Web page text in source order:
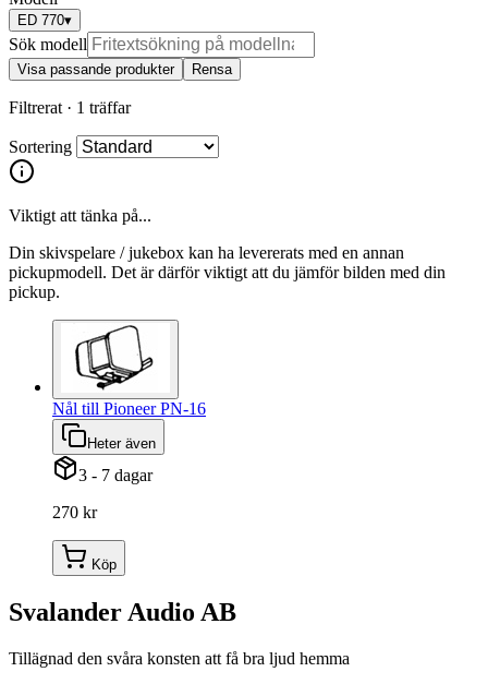
ED 770▾
Sök modell
Visa passande produkter Rensa
Filtrerat · 1 träffar
Sortering
Viktigt att tänka på...
Din skivspelare / jukebox kan ha levererats med en annan
pickupmodell. Det är därför viktigt att du jämför bilden med din
pickup.
Nål till Pioneer PN-16
Heter även
3 - 7 dagar
270 kr
Köp
Svalander Audio AB
Tillägnad den svåra konsten att få bra ljud hemma